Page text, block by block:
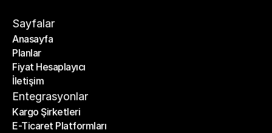
Sayfalar
Anasayfa
Anasayfa
Planlar
Planlar
Fiyat Hesaplayıcı
Fiyat Hesaplayıcı
İletişim
İletişim
Entegrasyonlar
Kargo Şirketleri
Kargo Şirketleri
E-Ticaret Platformları